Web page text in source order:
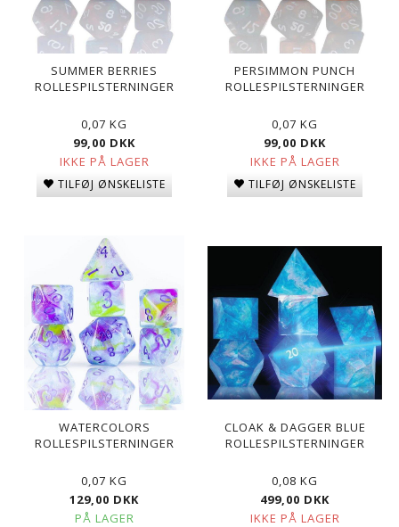
SUMMER BERRIES
ROLLESPILSTERNINGER
0,07 KG
99,00 DKK
IKKE PÅ LAGER
TILFØJ ØNSKELISTE
PERSIMMON PUNCH
ROLLESPILSTERNINGER
0,07 KG
99,00 DKK
IKKE PÅ LAGER
TILFØJ ØNSKELISTE
WATERCOLORS
ROLLESPILSTERNINGER
0,07 KG
129,00 DKK
PÅ LAGER
CLOAK & DAGGER BLUE
ROLLESPILSTERNINGER
0,08 KG
499,00 DKK
IKKE PÅ LAGER